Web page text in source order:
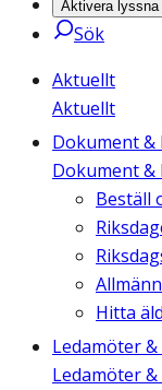
Aktivera lyssna
Sök
Aktuellt
Aktuellt
Dokument &
Dokument &
Beställ
Hitta
Ledamöter
Ledamöter